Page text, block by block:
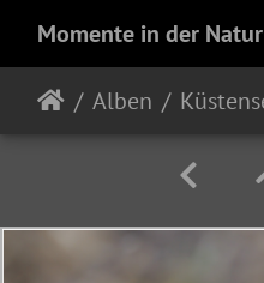
Momente in der Natur
Alben